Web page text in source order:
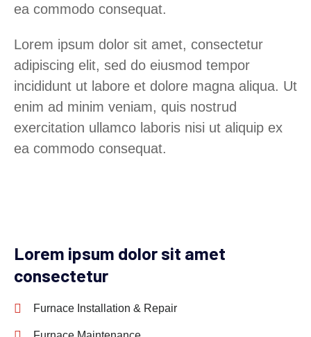
ea commodo consequat.
Lorem ipsum dolor sit amet, consectetur
adipiscing elit, sed do eiusmod tempor
incididunt ut labore et dolore magna aliqua. Ut
enim ad minim veniam, quis nostrud
exercitation ullamco laboris nisi ut aliquip ex
ea commodo consequat.
Lorem ipsum dolor sit amet
consectetur
Furnace Installation & Repair